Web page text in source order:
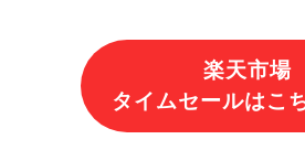
楽天市場
タイムセールはこ